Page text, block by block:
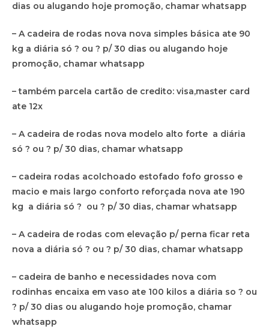
dias ou alugando hoje promoção, chamar whatsapp
– A cadeira de rodas nova nova simples básica ate 90
kg a diária só ? ou ? p/ 30 dias ou alugando hoje
promoção, chamar whatsapp
– também parcela cartão de credito: visa,master card
ate 12x
– A cadeira de rodas nova modelo alto forte a diária
só ? ou ? p/ 30 dias, chamar whatsapp
– cadeira rodas acolchoado estofado fofo grosso e
macio e mais largo conforto reforçada nova ate 190
kg a diária só ? ou ? p/ 30 dias, chamar whatsapp
– A cadeira de rodas com elevação p/ perna ficar reta
nova a diária só ? ou ? p/ 30 dias, chamar whatsapp
– cadeira de banho e necessidades nova com
rodinhas encaixa em vaso ate 100 kilos a diária so ? ou
? p/ 30 dias ou alugando hoje promoção, chamar
whatsapp